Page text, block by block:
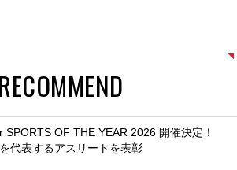
RECOMMEND
SPORTS OF THE YEAR 2026 開催決定！
代表するアスリートを表彰